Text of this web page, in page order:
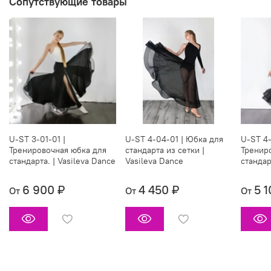
U-ST 3-01-01 |
Тренировочная юбка для
стандарта. | Vasileva Dance
От 6 900 ₽
U-ST 4-04-01 | Юбка для
стандарта из сетки |
Vasileva Dance
От 4 450 ₽
U-ST
От 5